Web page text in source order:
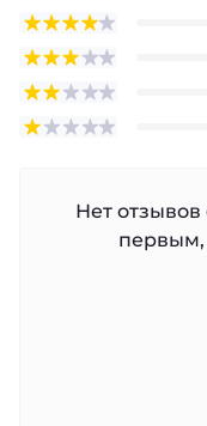
Нет отзывов
первым,